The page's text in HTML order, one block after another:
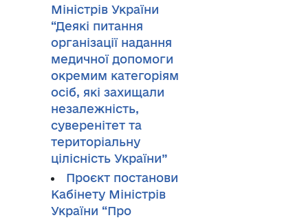
Міністрів України
“Деякі питання
організації надання
медичної допомоги
окремим категоріям
осіб, які захищали
незалежність,
суверенітет та
територіальну
цілісність України”
Проєкт постанови
Кабінету Міністрів
України “Про